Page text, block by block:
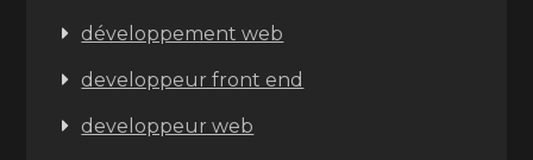
développement web
developpeur front end
developpeur web